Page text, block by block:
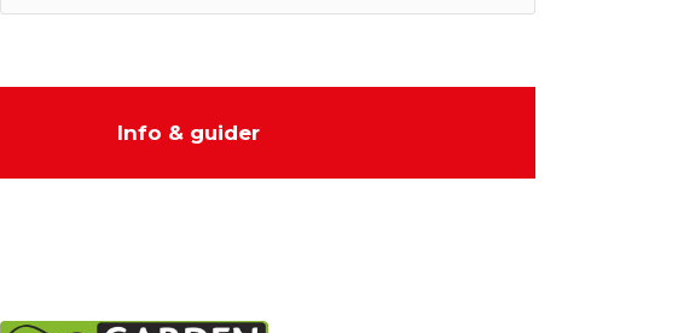
Info & guider